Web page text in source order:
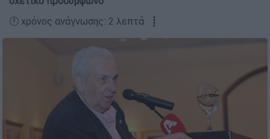
🕛 χρόνος ανάγνωσης: 2 λεπτά ┋